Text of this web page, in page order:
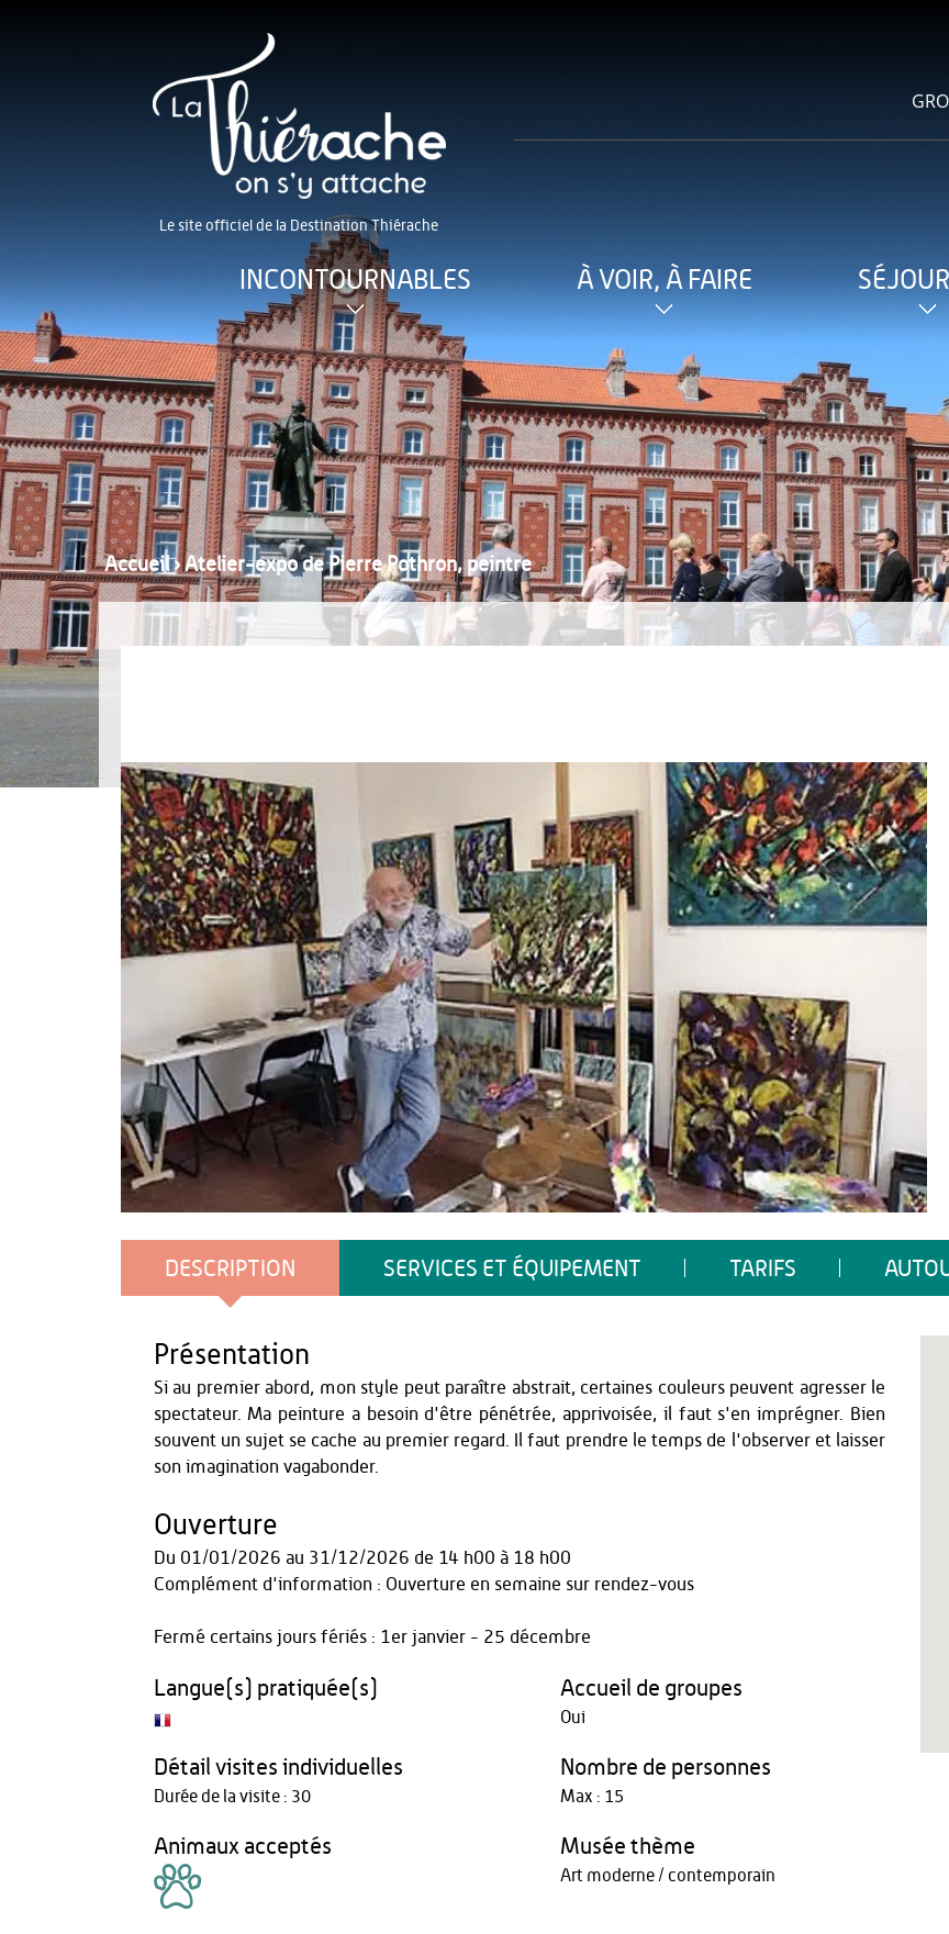
Le site officiel de la Destination Thiérache
INCONTOURNABLES À VOIR, À FAIRE
Accueil›Atelier-expo de Pierre Pothron, peintre
DESCRIPTION SERVICES ET ÉQUIPEMENT TARIFS
Présentation
Si au premier abord, mon style peut paraître abstrait, certaines couleurs peuvent agresser le
spectateur. Ma peinture a besoin d'être pénétrée, apprivoisée, il faut s'en imprégner. Bien
souvent un sujet se cache au premier regard. Il faut prendre le temps de l'observer et laisser
son imagination vagabonder.
Ouverture
Du 01/01/2026 au 31/12/2026 de 14 h00 à 18 h00
Complément d'information : Ouverture en semaine sur rendez-vous
Fermé certains jours fériés : 1er janvier - 25 décembre
Langue(s) pratiquée(s) Accueil de groupes
Oui
Détail visites individuelles
Durée de la visite : 30
Nombre de personnes
Max : 15
Animaux acceptés Musée thème
Art moderne / contemporain